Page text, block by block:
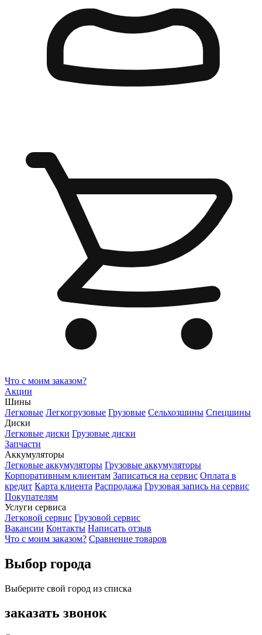
Что с моим заказом?
Акции
Шины
Легковые Легкогрузовые Грузовые Сельхозшины Спецшины
Диски
Легковые диски Грузовые диски
Запчасти
Аккумуляторы
Легковые аккумуляторы Грузовые аккумуляторы
Корпоративным клиентам Записаться на сервис Оплата в
кредит Карта клиента Распродажа Грузовая запись на сервис
Покупателям
Услуги сервиса
Легковой сервис Грузовой сервис
Вакансии Контакты Написать отзыв
Что с моим заказом? Сравнение товаров
Выбор города
Выберите свой город из списка
заказать звонок